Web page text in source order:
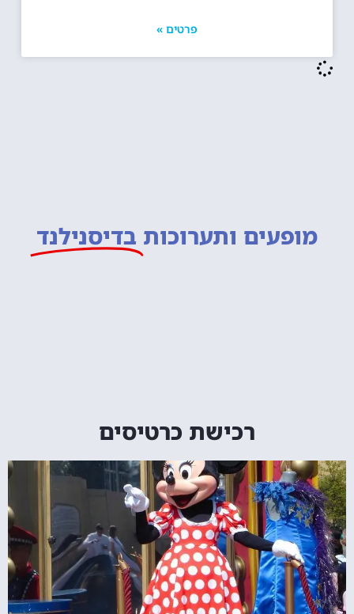
פרטים »
מופעים ותערוכות בדיסנילנד
רכישת כרטיסים